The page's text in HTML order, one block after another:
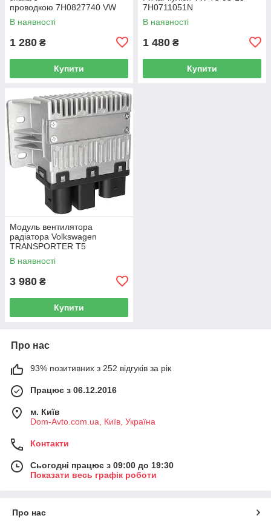
проводкою 7H0827740 VW
Caddy III (2K) 2004-2015
/ Caddy IV (SA) 2016-
В наявності
1 280 ₴
Купити
7H0711051N
В наявності
1 480 ₴
Купити
Модуль вентилятора
радіатора Volkswagen
TRANSPORTER T5
Фургон 03-15 7H0919506D
В наявності
3 980 ₴
Купити
Про нас
93% позитивних з 252 відгуків за рік
Працює з 06.12.2016
м. Київ
Dom-Avto.com.ua, Київ, Україна
Контакти
Сьогодні працює з 09:00 до 19:30
Показати весь графік роботи
Про нас